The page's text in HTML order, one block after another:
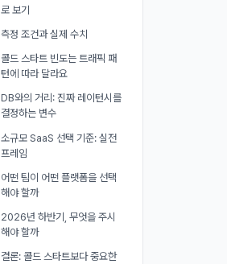
로 보기
측정 조건과 실제 수치
콜드 스타트 빈도는 트래픽 패
턴에 따라 달라요
DB와의 거리: 진짜 레이턴시를
결정하는 변수
소규모 SaaS 선택 기준: 실전
프레임
어떤 팀이 어떤 플랫폼을 선택
해야 할까
2026년 하반기, 무엇을 주시
해야 할까
결론: 콜드 스타트보다 중요한